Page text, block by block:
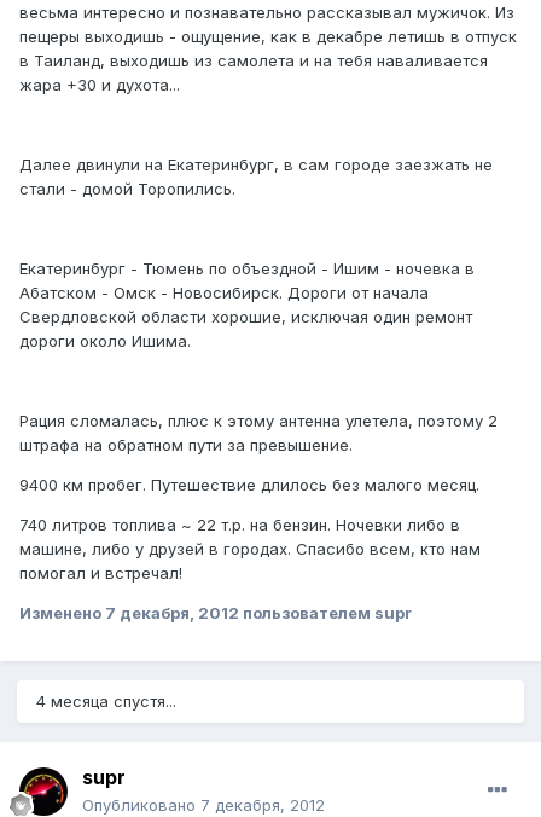
весьма интересно и познавательно рассказывал мужичок. Из
пещеры выходишь - ощущение, как в декабре летишь в отпуск
в Таиланд, выходишь из самолета и на тебя наваливается
жара +30 и духота...
Далее двинули на Екатеринбург, в сам городе заезжать не
стали - домой Торопились.
Екатеринбург - Тюмень по объездной - Ишим - ночевка в
Абатском - Омск - Новосибирск. Дороги от начала
Свердловской области хорошие, исключая один ремонт
дороги около Ишима.
Рация сломалась, плюс к этому антенна улетела, поэтому 2
штрафа на обратном пути за превышение.
9400 км пробег. Путешествие длилось без малого месяц.
740 литров топлива ~ 22 т.р. на бензин. Ночевки либо в
машине, либо у друзей в городах. Спасибо всем, кто нам
помогал и встречал!
Изменено 7 декабря, 2012 пользователем supr
4 месяца спустя...
supr
Опубликовано 7 декабря, 2012